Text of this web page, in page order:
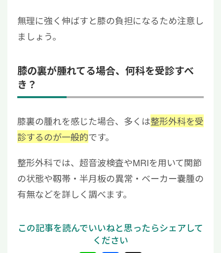
無理に強く伸ばすと膝の負担になるため注意し
ましょう。
膝の裏が腫れてる場合、何科を受診すべ
き？
膝裏の腫れを感じた場合、多くは整形外科を受
診するのが一般的です。
整形外科では、超音波検査やMRIを用いて関節
の状態や靱帯・半月板の異常・ベーカー嚢腫の
有無などを詳しく調べます。